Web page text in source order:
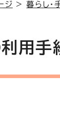
ジ >暮らし・
用手